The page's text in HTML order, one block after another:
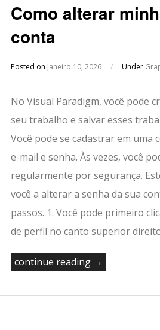
Como alterar
conta
Posted on Janeiro 10, 2026 / Under
No Visual Paradigm, você pode
seu trabalho e salvar esses
Você pode se cadastrar em uma
e-mail e senha. Às vezes, você
regularmente por segurança.
você a alterar a senha da sua
passos. 1. Você pode primeiro
de perfil no canto superior
continue reading →